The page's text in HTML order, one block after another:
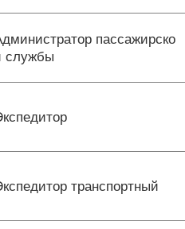
пассажирско
службы
транспортный